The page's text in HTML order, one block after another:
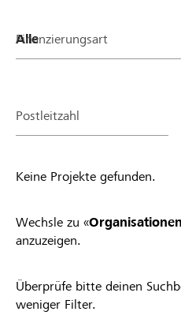
Finanzierungsart
Postleitzahl
Keine Projekte gefunden.
Wechsle zu «Organisationen
anzuzeigen.
Überprüfe bitte deinen
weniger Filter.